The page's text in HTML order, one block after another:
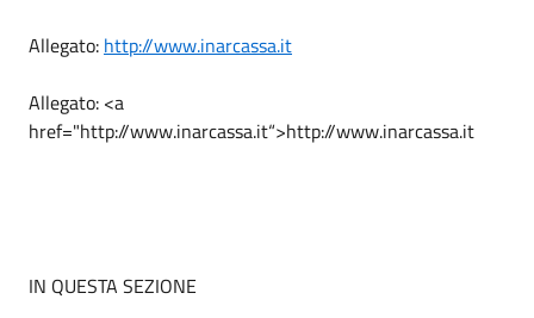
Allegato: http://www.inarcassa.it
Allegato: <a
href="http://www.inarcassa.it“>http://www.inarcassa.it
IN QUESTA SEZIONE